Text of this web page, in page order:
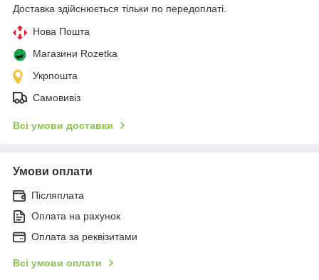
Доставка здійснюється тільки по передоплаті.
Нова Пошта
Магазини Rozetka
Укрпошта
Самовивіз
Всі умови доставки
Умови оплати
Післяплата
Оплата на рахунок
Оплата за реквізитами
Всі умови оплати